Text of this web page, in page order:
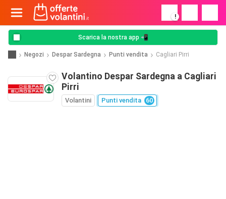
!
Scarica la nostra app 📲
Negozi Despar Sardegna Punti vendita Cagliari Pirri
Volantino Despar Sardegna a Cagliari
Pirri
Volantini Punti vendita 60